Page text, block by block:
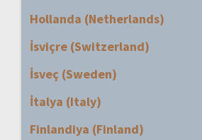
Hollanda (Netherlands)
İsviçre (Switzerland)
İsveç (Sweden)
İtalya (Italy)
Finlandiya (Finland)